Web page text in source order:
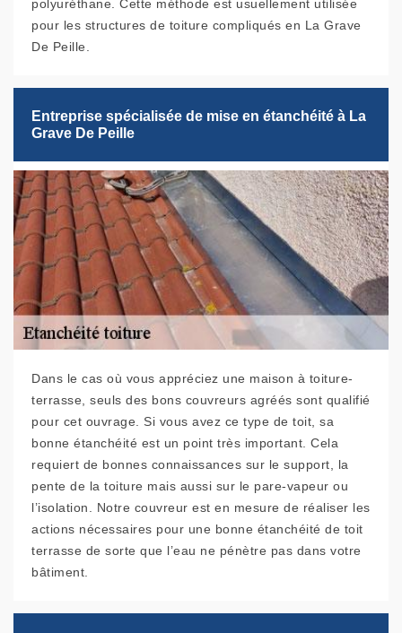
polyuréthane. Cette méthode est usuellement utilisée
pour les structures de toiture compliqués en La Grave
De Peille.
Entreprise spécialisée de mise en étanchéité à La
Grave De Peille
Dans le cas où vous appréciez une maison à toiture-
terrasse, seuls des bons couvreurs agréés sont qualifié
pour cet ouvrage. Si vous avez ce type de toit, sa
bonne étanchéité est un point très important. Cela
requiert de bonnes connaissances sur le support, la
pente de la toiture mais aussi sur le pare-vapeur ou
l’isolation. Notre couvreur est en mesure de réaliser les
actions nécessaires pour une bonne étanchéité de toit
terrasse de sorte que l’eau ne pénètre pas dans votre
bâtiment.